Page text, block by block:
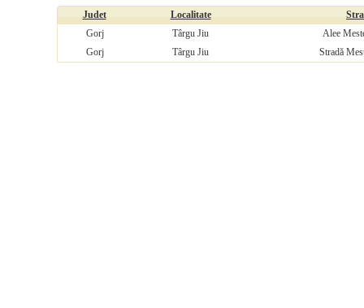
Judet Localitate
Gorj
Târgu Jiu
Alee
Gorj
Târgu Jiu Stradă